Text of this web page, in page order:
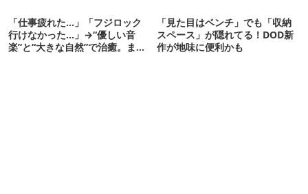
「仕事疲れた…」「フジロック
行けなかった…」→“優しい音
楽”と“大きな自然”で治癒。まだ
「見た目はベンチ」でも「収納
スペース」が隠れてる！DOD新
作が地味に便利かも